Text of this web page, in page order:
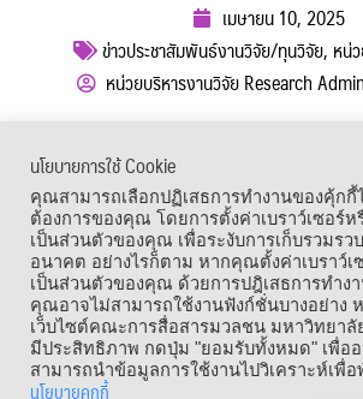
เมษายน 10, 2025
ข่าวประชาสัมพันธ์งานวิจัย/ทุนวิจัย, หน่
หน่วยบริหารงานวิจัย Research
เมนูลัด
นโยบายการใช้ Cookie
คุณสามารถเลือกปฏิเสธการทำงานของคุ้ก
ต้องการของคุณ โดยการตั้งค่าเบราว์เซอร์
เป็นส่วนตัวของคุณ เพื่อระงับการเก็บรวมร
อนาคต อย่างไรก็ตาม หากคุณตั้งค่าเบราว์เ
เป็นส่วนตัวของคุณ ด้วยการปฎิเสธการทำง
คุณอาจไม่สามารถใช้งานฟังก์ชั่นบางอย่าง
เว็บไซต์คณะการสื่อสารมวลชน มหาวิทยาลั
มีประสิทธิภาพ กดปุ่ม "ยอมรับทั้งหมด" เพื่อ
สามารถนำข้อมูลการใช้งานไปวิเคราะห์เพื่
นโยบายคุกกี้